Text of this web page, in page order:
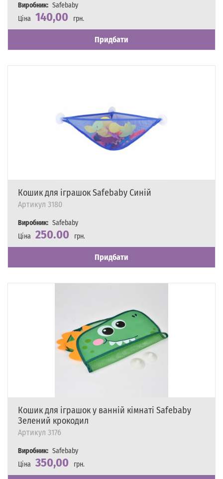
Виробник: Safebaby
Ціна 140,00
грн.
Наявність
Є в наявності
Придбати
Кошик для іграшок Safebaby Синій
Артикул 3180
Виробник: Safebaby
Ціна 250.00
грн.
Наявність
Є в наявності
Придбати
Кошик для іграшок у ванній кімнаті Safebaby
Зелений крокодил
Артикул 3176
Виробник: Safebaby
Ціна 350,00
грн.
Наявність
Є в наявності